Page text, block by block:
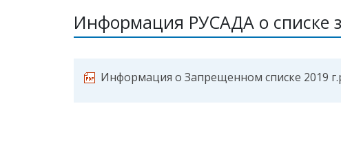
Информация РУСАДА о списке
Информация о Запрещенном списке 2019